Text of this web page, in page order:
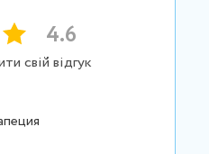
4.6
свій відгук